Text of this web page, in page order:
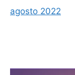
agosto 2022